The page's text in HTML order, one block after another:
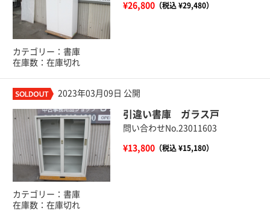
¥26,800（税込 ¥29,480）
カテゴリー：書庫
在庫数：在庫切れ
2023年03月09日 公開
引違い書庫 ガラス戸
問い合わせNo.23011603
¥13,800（税込 ¥15,180）
カテゴリー：書庫
在庫数：在庫切れ